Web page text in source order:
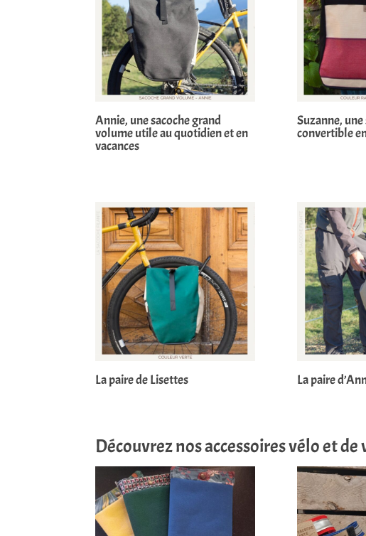
Annie, une sacoche grand
volume utile au quotidien et en
vacances
Suzanne,
convertible
La paire de Lisettes La paire
Découvrez nos accessoires vélo et de